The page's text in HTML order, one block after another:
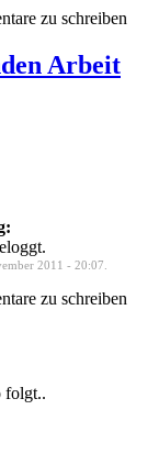
zu schreiben
Arbeit
2011 - 20:07.
zu schreiben
folgt..